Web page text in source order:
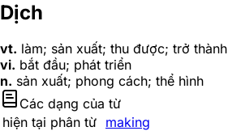
Dịch
vt. làm; sản xuất; thu được; trở thành
vi. bắt đầu; phát triển
n. sản xuất; phong cách; thể hình
Các dạng của từ
hiện tại phân từ making